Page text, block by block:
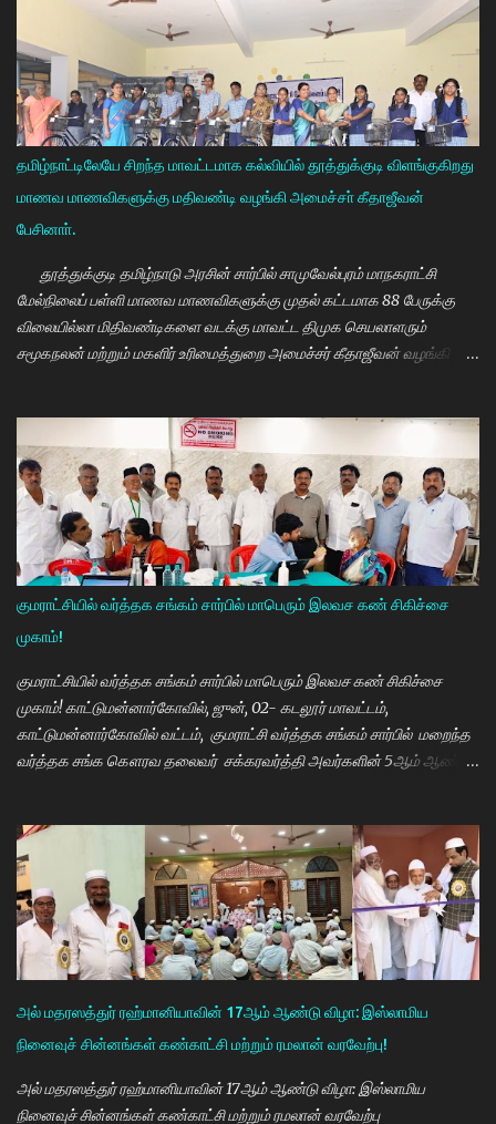
தமிழ்நாட்டிலேயே சிறந்த மாவட்டமாக கல்வியில் தூத்துக்குடி விளங்குகிறது
மாணவ மாணவிகளுக்கு மதிவண்டி வழங்கி அமைச்சா் கீதாஜீவன்
பேசினாா்.
தூத்துக்குடி தமிழ்நாடு அரசின் சார்பில் சாமுவேல்புரம் மாநகராட்சி
மேல்நிலைப் பள்ளி மாணவ மாணவிகளுக்கு முதல் கட்டமாக 88 பேருக்கு
விலையில்லா மிதிவண்டிகளை வடக்கு மாவட்ட திமுக செயலாளரும்
சமூகநலன் மற்றும் மகளிர் உரிமைத்துறை அமைச்சர் கீதாஜீவன் வழங்கி
கல்வியில் சிறந்து விளங்க வேண்டும் என்பதற்காக முதலமைச்சர்
மு.க.ஸ்டாலின் அதிக முயற்சி எடுத்து கல்வியும். மருத்துவமும் எனது இரு
கண்கள் என முதலமைச்சர் கூறி வருகிறார். எத்தனையோ
மாணவியர்களுக்கு கிடைக்காத வாய்ப்பு உங்களுக்கு கிடைத்திருக்கிறது.
முன்பு 8 ம் வகுப்பு அல்லது 10 ம் வகுப்பிலேயே மாணவியர்களின்
பள்ளிப்படிப்பை நிறுத்தும் நிலையை மாற்றி, பெண் குழந்தைகள் கல்லூரி
வரை படிக்க வேண்டும். அவர்களுக்கு உயர்கல்வி மிக அவசியம் என்பதில்
அதிக முயற்சி எடுத்து வருகிறார்கள். உயர்கல்வி படிக்கின்ற
மாணவியர்களுக்கு மாதந்தோறும் ரூ.1000 வழங்கும் புதுமைப்பெண்
திட்டத்தை செயல்படுத்தி வருகிறார். எதிர்கால தலைவர்களான மாணவர்க...
குமராட்சியில் வர்த்தக சங்கம் சார்பில் மாபெரும் இலவச கண் சிகிச்சை
முகாம்!
குமராட்சியில் வர்த்தக சங்கம் சார்பில் மாபெரும் இலவச கண் சிகிச்சை
முகாம்! காட்டுமன்னார்கோவில், ஜுன், 02- கடலூர் மாவட்டம்,
காட்டுமன்னார்கோவில் வட்டம், குமராட்சி வர்த்தக சங்கம் சார்பில் மறைந்த
வர்த்தக சங்க கௌரவ தலைவர் சக்கரவர்த்தி அவர்களின் 5ஆம் ஆண்டு
ஒருங்கிணைப்பாளர் திருவேங்கடம் மற்றும் செவிலியர்கள் தலைமையில்
நடைபெற்றது. நிகழ்ச்சியில் கண் மருத்துவர் இளையராஜா சிறப்பு
அழைப்பாளராக கலந்து கொண்டு குத்துவிளக்கு ஏற்றி நிகழ்ச்சினை
துவங்கி வைத்தார். நிகழ்ச்சிக்கு குமராட்சி வர்த்தக சங்கத் தலைவர்
கே.ஆர்.ஜி. தமிழ்வாணன் முன்னிலை வகித்தார். நிகழ்ச்சியில் செயலாளர்
மணிவண்ணன், ஒருங்கிணைப்பாளர் அப்துல்பாசித் மற்றும் சங்க
நிர்வாகிகள் குமரவடிவு, துரைசிங்கம், பிரதீப், அப்துல்ரவுப், பார்த்தசாரதி,
மணிகண்டன், செந்தில்குமார், முஸ்தபா, பிரத...
அல் மதரஸத்துர் ரஹ்மானியாவின் 17ஆம் ஆண்டு விழா: இஸ்லாமிய
நினைவுச் சின்னங்கள் கண்காட்சி மற்றும் ரமலான் வரவேற்பு!
அல் மதரஸத்துர் ரஹ்மானியாவின் 17ஆம் ஆண்டு விழா: இஸ்லாமிய
நினைவுச் சின்னங்கள் கண்காட்சி மற்றும் ரமலான் வரவேற்பு